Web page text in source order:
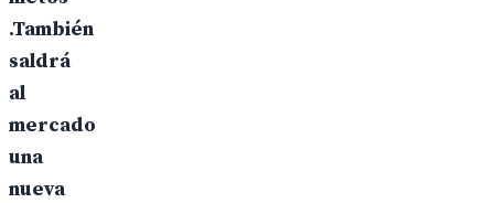
.También
saldrá
al
mercado
una
nueva